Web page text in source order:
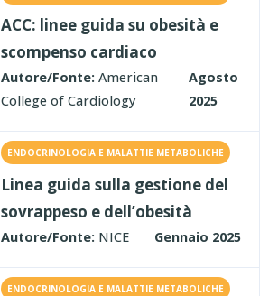
ACC: linee guida su obesità e
scompenso cardiaco
Autore/Fonte: American
College of Cardiology
Agosto
2025
ENDOCRINOLOGIA E MALATTIE METABOLICHE
Linea guida sulla gestione del
sovrappeso e dell’obesità
Autore/Fonte: NICE Gennaio 2025
ENDOCRINOLOGIA E MALATTIE METABOLICHE